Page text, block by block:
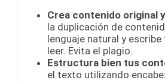
Crea contenido original
la duplicación de
lenguaje natural y
leer. Evita el plagio.
Estructura bien tus
el texto utilizando